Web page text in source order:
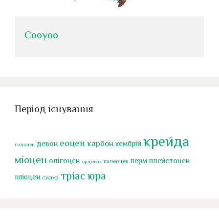
Cooyoo
Період існування
голоцен девон еоцен карбон кембрій крейда
міоцен олігоцен ордовик палеоцен перм плейстоцен
пліоцен силур тріасюра